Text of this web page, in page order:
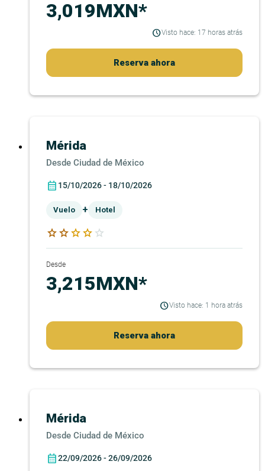
3,019MXN*
Visto hace: 17 horas atrás
Reserva ahora
Mérida
Ciudad de México
15/10/2026 - 18/10/2026
Vuelo + Hotel
starstarstarstar star
Desde
3,215MXN*
Visto hace: 1 hora atrás
Reserva ahora
Mérida
Ciudad de México
22/09/2026 - 26/09/2026